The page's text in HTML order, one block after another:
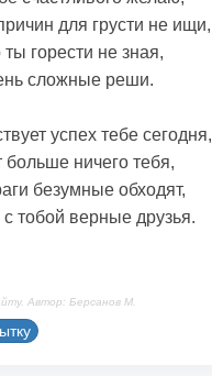
для грусти не ищи,
горести не зная,
сложные реши.
успех тебе сегодня,
больше ничего тебя,
безумные обходят,
тобой верные друзья.
Автор: Берсанов М.